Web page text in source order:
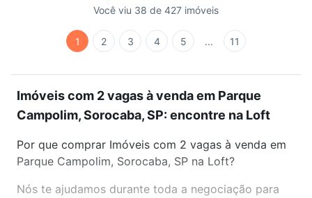
Você viu 38 de 427 imóveis
1 2 3 4 5 ... 11
Imóveis com 2 vagas à venda em Parque
Campolim, Sorocaba, SP: encontre na Loft
Por que comprar Imóveis com 2 vagas à venda em
Parque Campolim, Sorocaba, SP na Loft?
Nós te ajudamos durante toda a negociação para